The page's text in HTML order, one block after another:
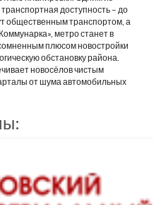
доступность – до
общественным транспортом, а
метро станет в
плюсом новостройки
обстановку района.
новосёлов чистым
от шума автомобильных